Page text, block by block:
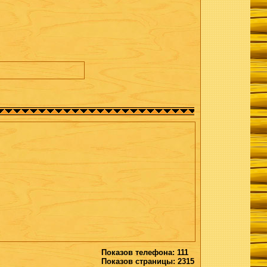
Показов телефона: 111
Показов страницы: 2315